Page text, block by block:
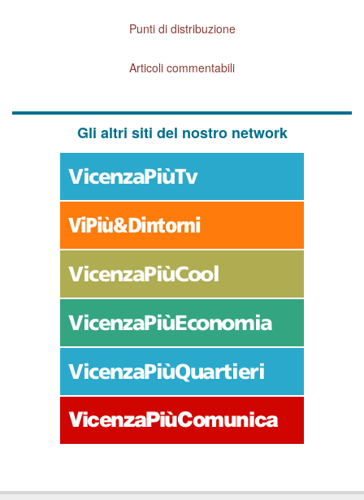
Punti di distribuzione
Articoli commentabili
Gli altri siti del nostro network